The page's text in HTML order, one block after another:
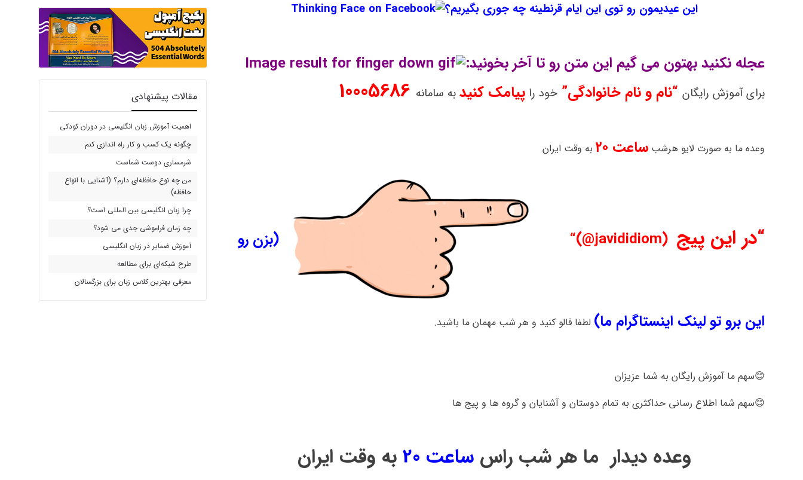
این عیدیمون رو توی این ایام قرنطینه چه جوری بگیریم؟
عجله نکنید بهتون می گیم این متن رو تا آخر بخونید:
برای آموزش رایگان “نام و نام خانوادگی” خود راپیامک کنید به سامانه 10005686
وعده ما به صورت لایو هرشبساعت ۲۰ به وقت ایران
“در این پیج (javididiom@)
“ (بزن رو
اینبروتو لینک اینستاگرام ما) لطفا فالوکنید و هر شب مهمان ما باشید.
😊سهم ما آموزش رایگان به شما عزیزان
😊سهم شما اطلاع رسانی حداکثری به تمام دوستان و آشنایان و گروه ها و پیج ها
وعده دیدار ما هر شب راس ساعت 20
به وقت ایران
مقالات پیشنهادی
اهمیت آموزش زبان انگلیسی در دوران کودکی
چگونه یک کسب و کار راه اندازی کنم
شرمساری دوست شماست
من چه نوع حافظه‌ای دارم؟ (آشنایی با انواع
حافظه)
چرا زبان انگلیسی بین المللی است؟
چه زمان فراموشی جدی می شود؟
آموزش ضمایر در زبان انگلیسی
طرح شبکه‌ای برای مطالعه
معرفی بهترین کلاس زبان برای بزرگسالان